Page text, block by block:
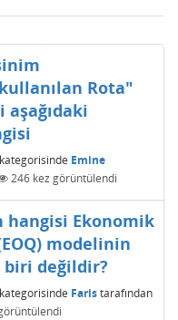
Rota"
kategorisinde Emine
246kez görüntülendi
hangisi Ekonomik
modelinin
biri değildir?
kategorisinde Faris tarafından